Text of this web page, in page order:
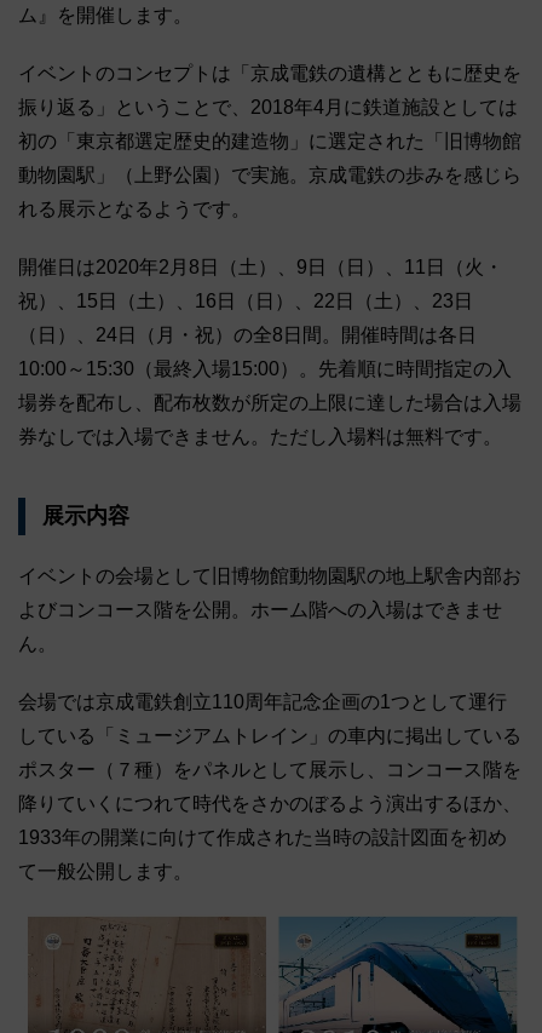
ム』を開催します。
イベントのコンセプトは「京成電鉄の遺構とともに歴史を
振り返る」ということで、2018年4月に鉄道施設としては
初の「東京都選定歴史的建造物」に選定された「旧博物館
動物園駅」（上野公園）で実施。京成電鉄の歩みを感じら
れる展示となるようです。
開催日は2020年2月8日（土）、9日（日）、11日（火・
祝）、15日（土）、16日（日）、22日（土）、23日
（日）、24日（月・祝）の全8日間。開催時間は各日
10:00～15:30（最終入場15:00）。先着順に時間指定の入
場券を配布し、配布枚数が所定の上限に達した場合は入場
券なしでは入場できません。ただし入場料は無料です。
展示内容
イベントの会場として旧博物館動物園駅の地上駅舎内部お
よびコンコース階を公開。ホーム階への入場はできませ
ん。
会場では京成電鉄創立110周年記念企画の1つとして運行
している「ミュージアムトレイン」の車内に掲出している
ポスター（７種）をパネルとして展示し、コンコース階を
降りていくにつれて時代をさかのぼるよう演出するほか、
1933年の開業に向けて作成された当時の設計図面を初め
て一般公開します。